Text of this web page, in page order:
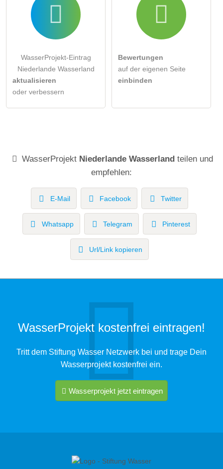
WasserProjekt-Eintrag
Niederlande Wasserland
aktualisieren
oder verbessern
Bewertungen
auf der eigenen Seite
einbinden
WasserProjekt Niederlande Wasserlandteilen und
empfehlen:
E-Mail Facebook Twitter
Whatsapp Telegram Pinterest
Url/Link kopieren
WasserProjekt kostenfrei eintragen!
Tritt dem Stiftung Wasser Netzwerk bei und trage Dein
Wasserprojekt kostenfrei ein.
Wasserprojekt jetzt eintragen